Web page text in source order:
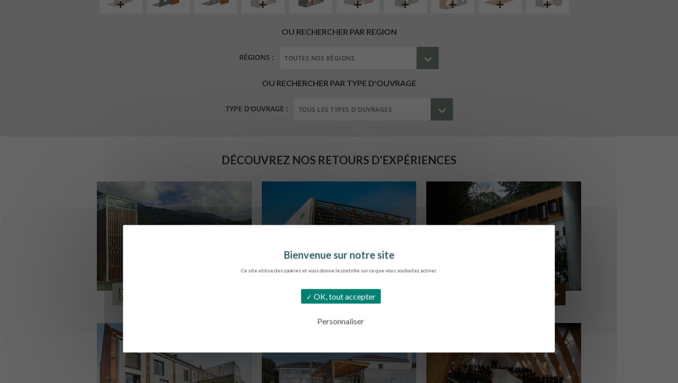
Ce site utilise des cookies et vous donne le contrôle sur ce que vous souhaitez activer.
OK, tout accepter
Personnaliser
OU RECHERCHER PAR REGION
RÉGIONS :
OU RECHERCHER PAR TYPE D'OUVRAGE
TYPE D'OUVRAGE :
DÉCOUVREZ NOS RETOURS D'EXPÉRIENCES
LYCÉE ALPES ET DURANCE
EMBRUN
SIÈGE DE L’ONF